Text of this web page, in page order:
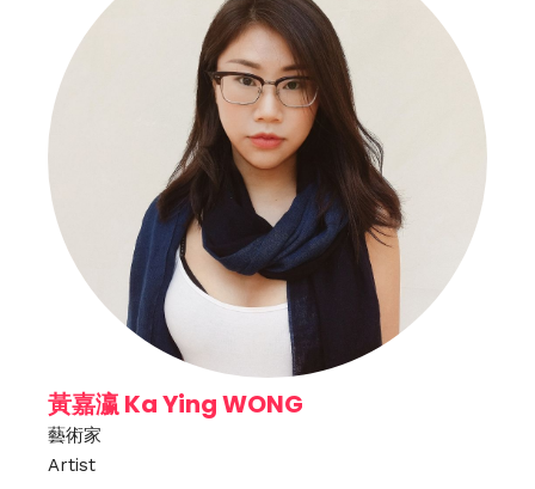
黃嘉瀛 Ka Ying WONG
藝術家
Artist